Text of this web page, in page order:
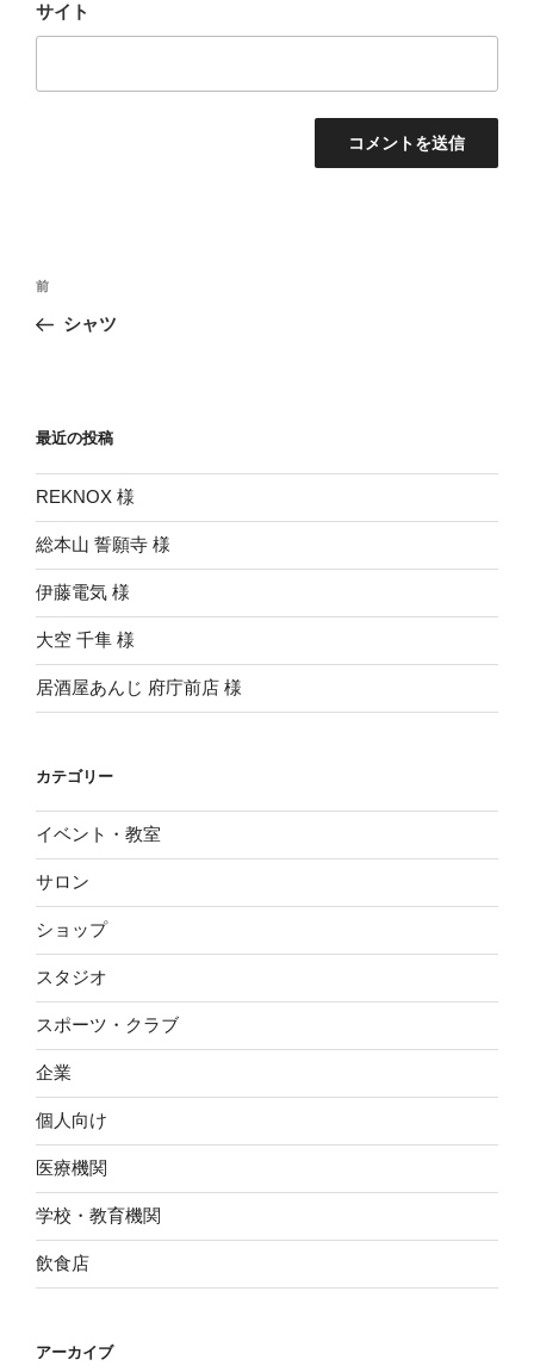
サイト
投
ナ
ー
シ
ョ
ン
前
の
前
シャツ
最近の投稿
REKNOX 様
総本山 誓願寺 様
伊藤電気 様
大空 千隼 様
居酒屋あんじ 府庁前店 様
カテゴリー
イベント・教室
サロン
ショップ
スタジオ
スポーツ・クラブ
企業
個人向け
医療機関
学校・教育機関
飲食店
アーカイブ